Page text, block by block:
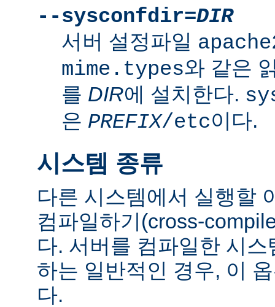
--sysconfdir=DIR
서버 설정파일
mime.types와 같은
를 DIR에 설치한다.
은 PREFIX/etc이다.
시스템 종류
다른 시스템에서 실행할
컴파일하기(cross-
다. 서버를 컴파일한 시
하는 일반적인 경우, 이
다.